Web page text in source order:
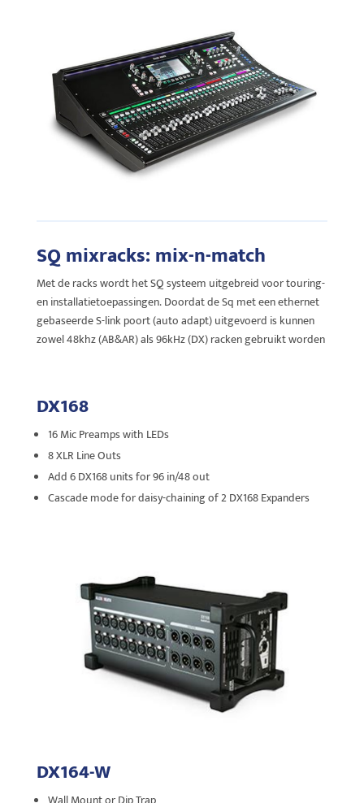
SQ mixracks: mix-n-match
Met de racks wordt het SQ systeem uitgebreid voor touring-
en installatietoepassingen. Doordat de Sq met een ethernet
gebaseerde S-link poort (auto adapt) uitgevoerd is kunnen
zowel 48khz (AB&AR) als 96kHz (DX) racken gebruikt worden
DX168
16 Mic Preamps with LEDs
8 XLR Line Outs
Add 6 DX168 units for 96 in/48 out
Cascade mode for daisy-chaining of 2 DX168 Expanders
DX164-W